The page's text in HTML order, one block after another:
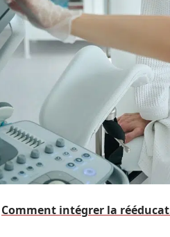
Comment intégrer la